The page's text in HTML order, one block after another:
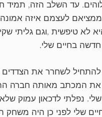
עד השלב הזה, תמיד
לעצמם איזה
טיפשית ,וגם גליתי
בחיים שלי.
להתחיל לשחרר את
המכתב מאותה חברה
נפלתי לדכאון עמוק
שלי לפני כן היה משחק